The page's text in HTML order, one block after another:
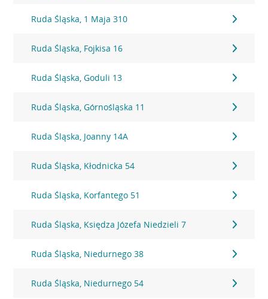
Ruda Śląska, 1 Maja 310
Ruda Śląska, Fojkisa 16
Ruda Śląska, Goduli 13
Ruda Śląska, Górnośląska 11
Ruda Śląska, Joanny 14A
Ruda Śląska, Kłodnicka 54
Ruda Śląska, Korfantego 51
Ruda Śląska, Księdza Józefa Niedzieli 7
Ruda Śląska, Niedurnego 38
Ruda Śląska, Niedurnego 54